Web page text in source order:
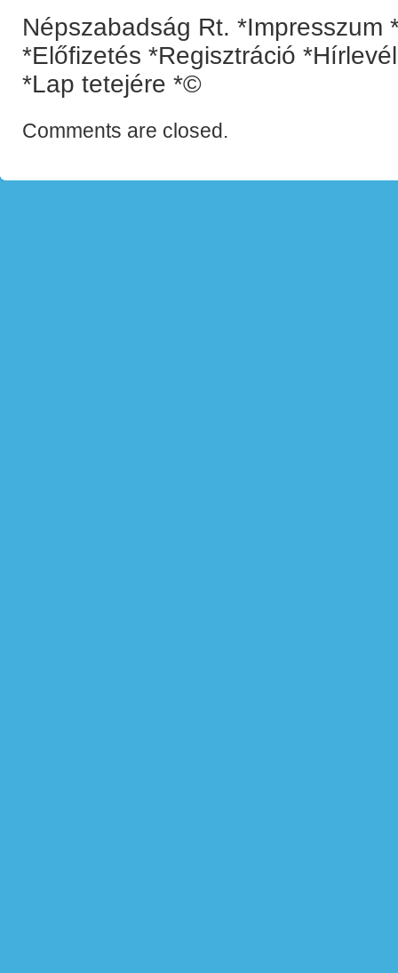
Népszabadság Rt. *Impresszum
*Előfizetés *Regisztráció
*Lap tetejére *©
Comments are closed.